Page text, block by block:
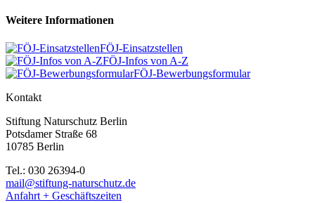
Weitere Informationen
FÖJ-Einsatzstellen
FÖJ-Infos von A-Z
FÖJ-Bewerbungsformular
Kontakt
Stiftung Naturschutz Berlin
Potsdamer Straße 68
10785 Berlin
Tel.: 030 26394-0
mail@stiftung-naturschutz.de
Anfahrt + Geschäftszeiten